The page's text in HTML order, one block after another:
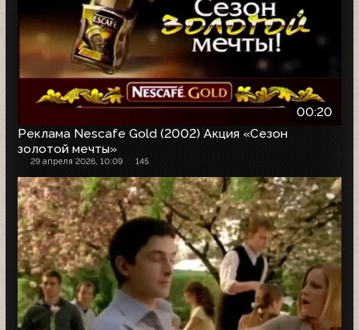
00:20
Реклама Nescafe Gold (2002) Акция «Сезон
золотой мечты»
29 апреля 2026, 10:09 145